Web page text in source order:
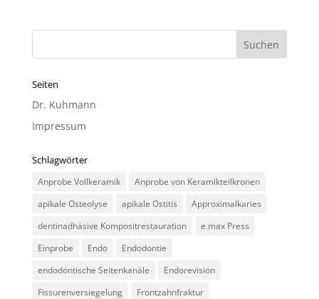
Seiten
Dr. Kuhmann
Impressum
Schlagwörter
Anprobe Vollkeramik
Anprobe von Keramikteilkronen
apikale Osteolyse
apikale Ostitis
Approximalkaries
dentinadhäsive Kompositrestauration
e.max Press
Einprobe
Endo
Endodontie
endodontische Seitenkanäle
Endorevision
Fissurenversiegelung
Frontzahnfraktur